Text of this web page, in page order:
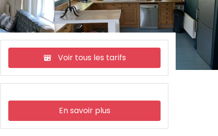
Voir tous les tarifs
En savoir plus